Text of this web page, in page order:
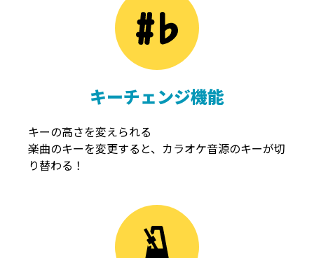
キーチェンジ機能
キーの高さを変えられる
楽曲のキーを変更すると、カラオケ音源のキーが切
り替わる！